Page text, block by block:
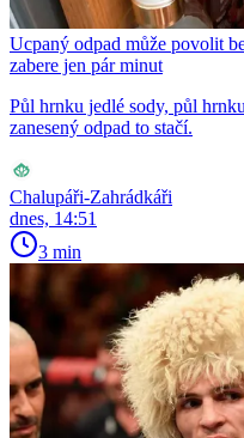
Ucpaný odpad může povolit
zabere jen pár minut
Půl hrnku jedlé sody, půl
zanesený odpad to stačí.
Chalupáři-Zahrádkáři
dnes, 14:51
3 min